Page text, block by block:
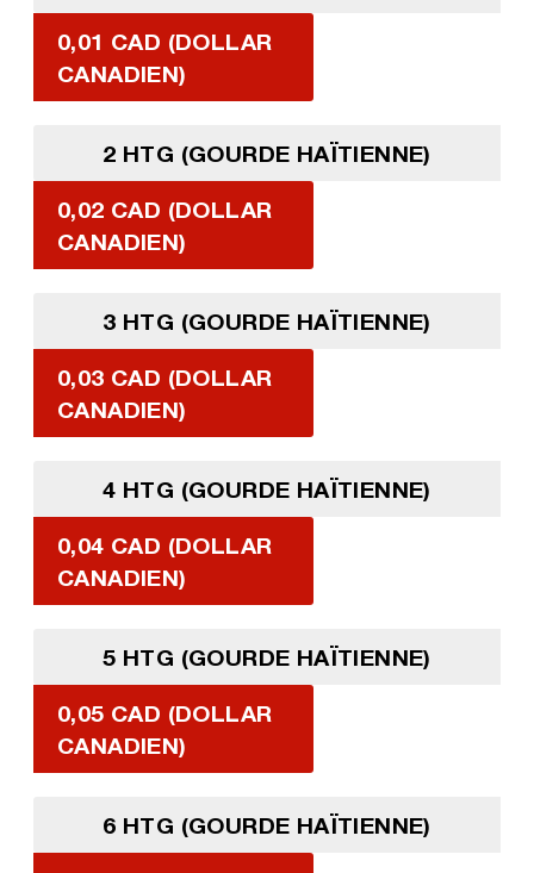
0,01 CAD (DOLLAR
CANADIEN)
2 HTG (GOURDE HAÏTIENNE)
0,02 CAD (DOLLAR
CANADIEN)
3 HTG (GOURDE HAÏTIENNE)
0,03 CAD (DOLLAR
CANADIEN)
4 HTG (GOURDE HAÏTIENNE)
0,04 CAD (DOLLAR
CANADIEN)
5 HTG (GOURDE HAÏTIENNE)
0,05 CAD (DOLLAR
CANADIEN)
6 HTG (GOURDE HAÏTIENNE)